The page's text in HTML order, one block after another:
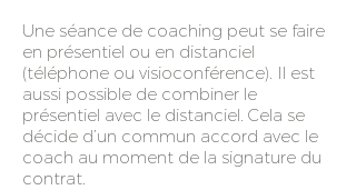
Une séance de coaching peut se faire
en présentiel ou en distanciel
(téléphone ou visioconférence). Il est
aussi possible de combiner le
présentiel avec le distanciel. Cela se
décide d’un commun accord avec le
coach au moment de la signature du
contrat.